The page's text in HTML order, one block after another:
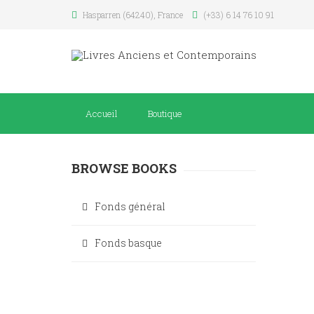
Hasparren (64240), France (+33) 6 14 76 10 91
Accueil Boutique
BROWSE BOOKS
Fonds général
Fonds basque